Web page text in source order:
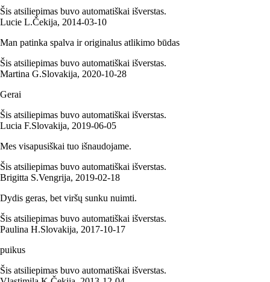
Šis atsiliepimas buvo automatiškai išverstas.
Lucie L.Čekija, 2014‑03‑10
Man patinka spalva ir originalus atlikimo būdas
Šis atsiliepimas buvo automatiškai išverstas.
Martina G.Slovakija, 2020‑10‑28
Gerai
Šis atsiliepimas buvo automatiškai išverstas.
Lucia F.Slovakija, 2019‑06‑05
Mes visapusiškai tuo išnaudojame.
Šis atsiliepimas buvo automatiškai išverstas.
Brigitta S.Vengrija, 2019‑02‑18
Dydis geras, bet viršų sunku nuimti.
Šis atsiliepimas buvo automatiškai išverstas.
Paulina H.Slovakija, 2017‑10‑17
puikus
Šis atsiliepimas buvo automatiškai išverstas.